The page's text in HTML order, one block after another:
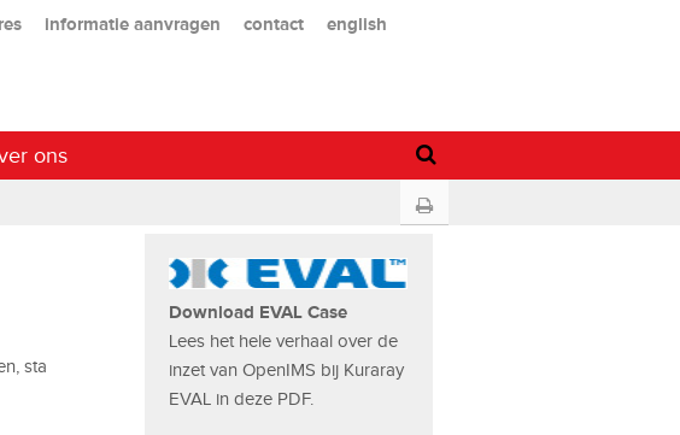
informatie aanvragen contact english
ons
sta
Download EVAL Case
Lees het hele verhaal over de
inzet van OpenIMS bij Kuraray
EVAL in deze PDF.